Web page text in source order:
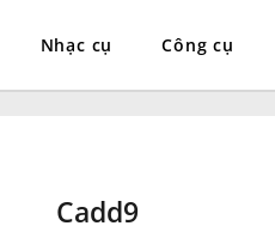
Nhạc cụ Công cụ
Cadd9